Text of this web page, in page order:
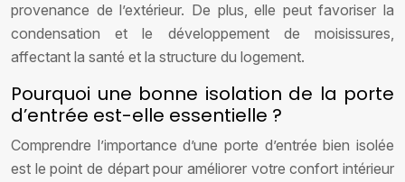
provenance de l’extérieur. De plus, elle peut favoriser la
condensation et le développement de moisissures,
affectant la santé et la structure du logement.
Pourquoi une bonne isolation de la porte
d’entrée est-elle essentielle ?
Comprendre l’importance d’une porte d’entrée bien isolée
est le point de départ pour améliorer votre confort intérieur